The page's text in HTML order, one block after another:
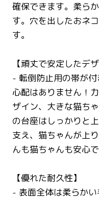
確保できます。柔ら
す。穴を出したおネ
す。
【頑丈で安定したデザ
- 転倒防止用の帯が
心配はありません！
ザイン、大きな猫ち
の台座はしっかりと
支え、猫ちゃんが上
んも猫ちゃんも安心
【優れた耐久性】
- 表面全体は柔らか